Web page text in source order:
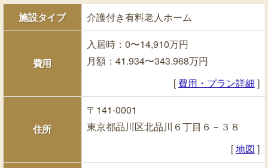
施設タイプ 介護付き有料老人ホーム
費用
入居時：0〜14,910万円
月額：41.934〜343.968万円
[ 費用・プラン詳細 ]
住所
〒141-0001
東京都品川区北品川６丁目６－３８
[地図 ]